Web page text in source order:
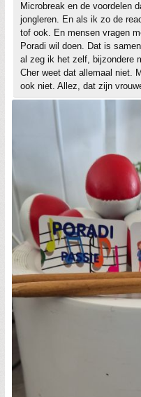
Microbreak en de voordelen
jongleren. En als ik zo de
tof ook. En mensen vragen
Poradi wil doen. Dat is
al zeg ik het zelf, bijzondere
Cher weet dat allemaal niet.
ook niet. Allez, dat zijn